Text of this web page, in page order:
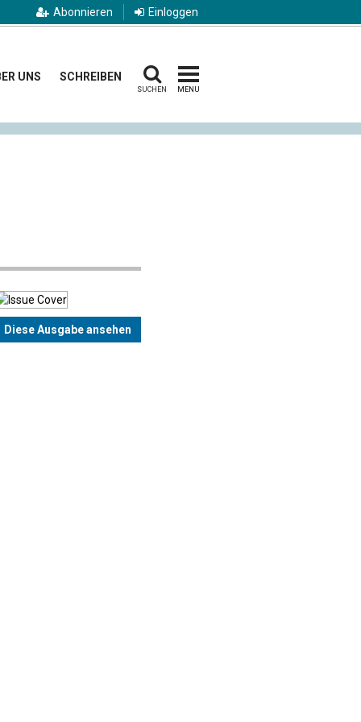
Abonnieren Einloggen
UNS SCHREIBEN
SUCHEN MENU
Diese Ausgabe ansehen